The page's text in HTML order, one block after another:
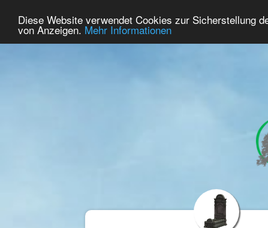
Diese Website verwendet Cookies zur Sicherstellung
von Anzeigen. Mehr Informationen
Home Premium Gedenken